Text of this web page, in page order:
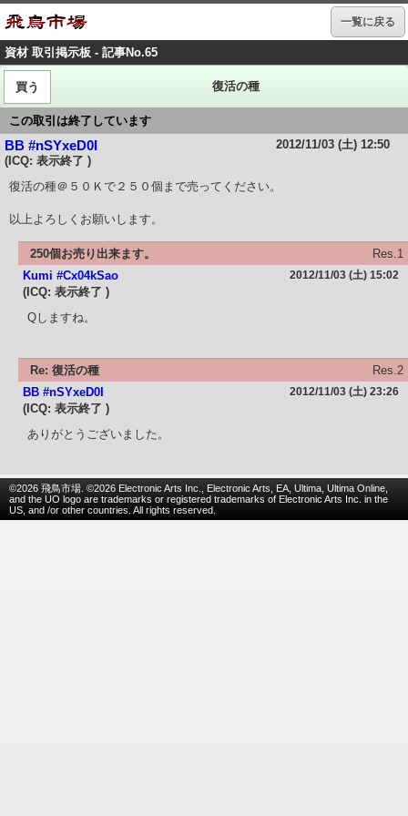
一覧に戻る
資材 取引掲示板 - 記事No.65
買う 復活の種
この取引は終了しています
BB #nSYxeD0I
2012/11/03 (土) 12:50
(ICQ: 表示終了 )
復活の種＠５０Ｋで２５０個まで売ってください。
以上よろしくお願いします。
250個お売り出来ます。
Res.1
Kumi #Cx04kSao
2012/11/03 (土) 15:02
(ICQ: 表示終了 )
Qしますね。
Re: 復活の種
Res.2
BB #nSYxeD0I
2012/11/03 (土) 23:26
(ICQ: 表示終了 )
ありがとうございました。
©2026 飛鳥市場. ©2026 Electronic Arts Inc., Electronic Arts, EA, Ultima, Ultima Online,
and the UO logo are trademarks or registered trademarks of Electronic Arts Inc. in the
US, and /or other countries. All rights reserved.